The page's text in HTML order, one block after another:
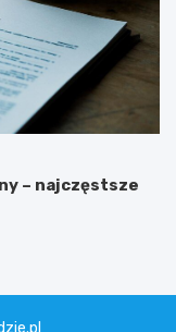
– najczęstsze